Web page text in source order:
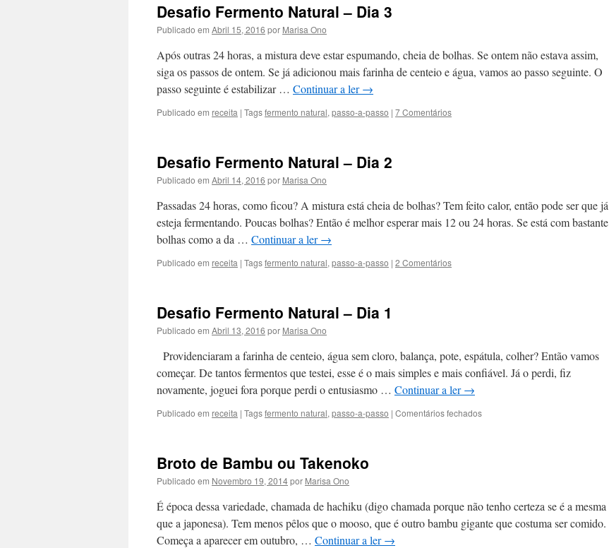
Desafio Fermento Natural – Dia 3
Publicado em Abril 15, 2016 por Marisa Ono
Após outras 24 horas, a mistura deve estar espumando, cheia de bolhas. Se ontem não estava assim,
siga os passos de ontem. Se já adicionou mais farinha de centeio e água, vamos ao passo seguinte. O
passo seguinte é estabilizar … Continuar a ler→
Publicado em receita | Tagsfermento natural, passo-a-passo | 7 Comentários
Desafio Fermento Natural – Dia 2
Publicado em Abril 14, 2016 por Marisa Ono
Passadas 24 horas, como ficou? A mistura está cheia de bolhas? Tem feito calor, então pode ser que já
esteja fermentando. Poucas bolhas? Então é melhor esperar mais 12 ou 24 horas. Se está com bastante
bolhas como a da … Continuar a ler→
Publicado em receita | Tagsfermento natural, passo-a-passo | 2 Comentários
Desafio Fermento Natural – Dia 1
Publicado em Abril 13, 2016 por Marisa Ono
Providenciaram a farinha de centeio, água sem cloro, balança, pote, espátula, colher? Então vamos
começar. De tantos fermentos que testei, esse é o mais simples e mais confiável. Já o perdi, fiz
novamente, joguei fora porque perdi o entusiasmo … Continuar a ler→
Publicado em receita | Tagsfermento natural, passo-a-passo | Comentários fechadosem
Broto de Bambu ou Takenoko
Publicado em Novembro 19, 2014por Marisa Ono
É época dessa variedade, chamada de hachiku (digo chamada porque não tenho certeza se é a mesma
que a japonesa). Tem menos pêlos que o mooso, que é outro bambu gigante que costuma ser comido.
Começa a aparecer em outubro, … Continuar a ler→